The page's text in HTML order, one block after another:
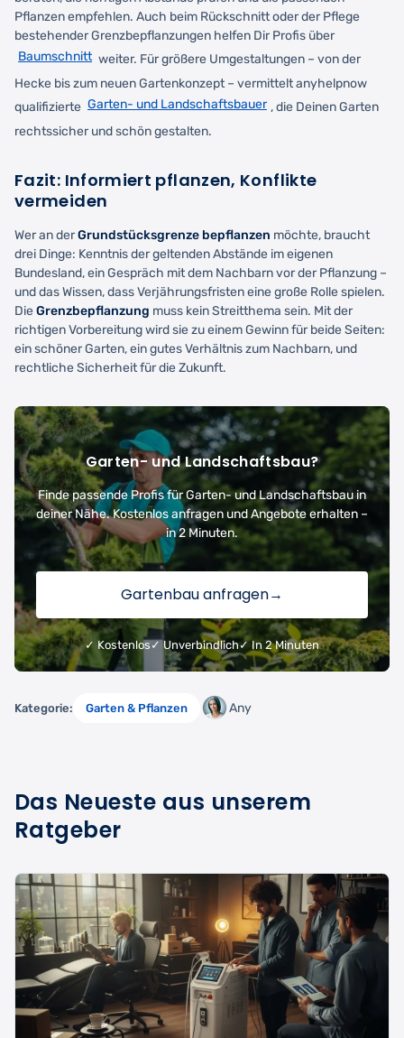
Pflanzen empfehlen. Auch beim Rückschnitt oder der Pflege
bestehender Grenzbepflanzungen helfen Dir Profis über
Baumschnitt weiter. Für größere Umgestaltungen – von der
Hecke bis zum neuen Gartenkonzept – vermittelt anyhelpnow
qualifizierte Garten- und Landschaftsbauer , die Deinen Garten
rechtssicher und schön gestalten.
Fazit: Informiert pflanzen, Konflikte
vermeiden
Wer an derGrundstücksgrenze bepflanzen möchte, braucht
drei Dinge: Kenntnis der geltenden Abstände im eigenen
Bundesland, ein Gespräch mit dem Nachbarn vor der Pflanzung –
und das Wissen, dass Verjährungsfristen eine große Rolle spielen.
DieGrenzbepflanzung muss kein Streitthema sein. Mit der
richtigen Vorbereitung wird sie zu einem Gewinn für beide Seiten:
ein schöner Garten, ein gutes Verhältnis zum Nachbarn, und
rechtliche Sicherheit für die Zukunft.
Garten- und Landschaftsbau?
Finde passende Profis für Garten- und Landschaftsbau in
deiner Nähe. Kostenlos anfragen und Angebote erhalten –
in 2 Minuten.
Gartenbau anfragen→
✓ Kostenlos ✓ Unverbindlich✓ In 2 Minuten
Kategorie: Garten & Pflanzen Any
Das Neueste aus unserem
Ratgeber